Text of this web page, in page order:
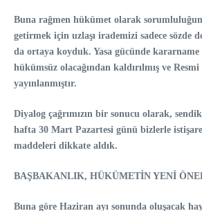
Buna rağmen hükümet olarak
getirmek için uzlaşı irademizi sadece sözde
da ortaya koyduk. Yasa gücünde kararname
hükümsüz olacağından kaldırılmış ve Resmi
yayınlanmıştır.
Diyalog çağrımızın bir sonucu olarak,
hafta 30 Mart Pazartesi günü bizlerle
maddeleri dikkate aldık.
BAŞBAKANLIK, HÜKÜMETİN YENİ
Buna göre Haziran ayı sonunda oluşacak